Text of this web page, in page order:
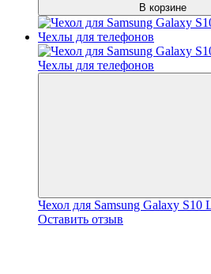
В корзине
Чехол для Samsung Galaxy S10
Оставить отзыв